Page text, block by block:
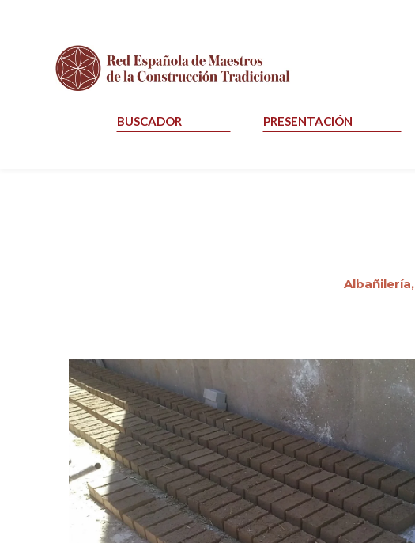
BUSCADOR PRESENTACIÓN
Albañilería,